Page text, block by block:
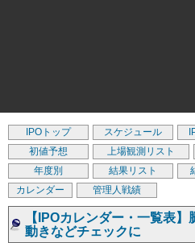
IPOトップ スケジュール
初値予想
上場観測リスト
年度別
結果リスト
カレンダー
管理人戦績
【IPOカレンダー・一覧表
動きなどチェックに